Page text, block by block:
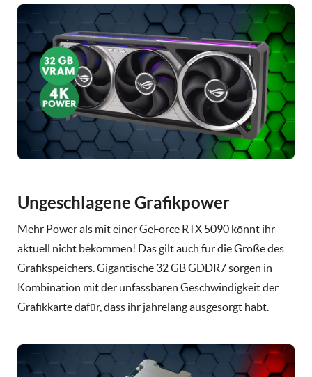
Ungeschlagene Grafikpower
Mehr Power als mit einer GeForce RTX 5090 könnt ihr
aktuell nicht bekommen! Das gilt auch für die Größe des
Grafikspeichers. Gigantische 32 GB GDDR7 sorgen in
Kombination mit der unfassbaren Geschwindigkeit der
Grafikkarte dafür, dass ihr jahrelang ausgesorgt habt.